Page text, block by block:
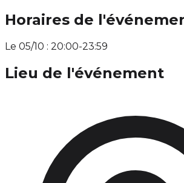
Horaires de
Le 05/10 : 20:00-23:59
Lieu de l'événement